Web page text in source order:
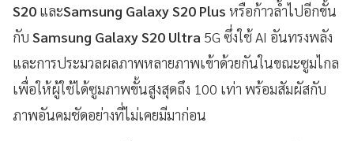
S20 และSamsung Galaxy S20 Plus หรือก้าวล้ำไปอีกขั้น
กับ Samsung Galaxy S20 Ultra 5G ซึ่งใช้ AI อันทรงพลัง
และการประมวลผลภาพหลายภาพเข้าด้วยกันในขณะซูมไกล
เพื่อให้ผู้ใช้ได้ซูมภาพขั้นสูงสุดถึง 100 เท่า พร้อมสัมผัสกับ
ภาพอันคมชัดอย่างที่ไม่เคยมีมาก่อน